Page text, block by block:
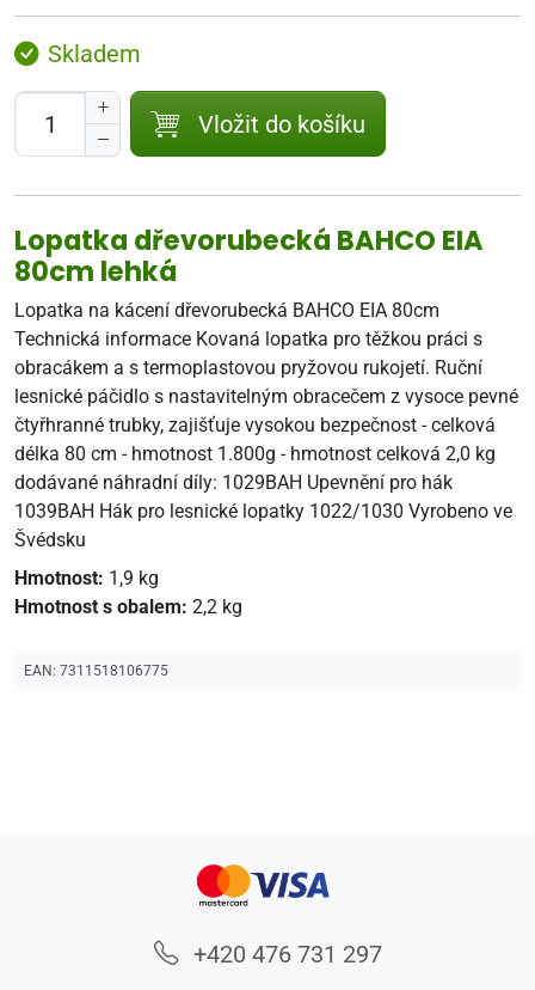
Skladem
Vložit do košíku
Lopatka dřevorubecká BAHCO EIA
80cm lehká
Lopatka na kácení dřevorubecká BAHCO EIA 80cm
Technická informace Kovaná lopatka pro těžkou práci s
obracákem a s termoplastovou pryžovou rukojetí. Ruční
lesnické páčidlo s nastavitelným obracečem z vysoce pevné
čtyřhranné trubky, zajišťuje vysokou bezpečnost - celková
délka 80 cm - hmotnost 1.800g - hmotnost celková 2,0 kg
dodávané náhradní díly: 1029BAH Upevnění pro hák
1039BAH Hák pro lesnické lopatky 1022/1030 Vyrobeno ve
Švédsku
Hmotnost: 1,9 kg
Hmotnost s obalem: 2,2 kg
EAN: 7311518106775
+420 476 731 297